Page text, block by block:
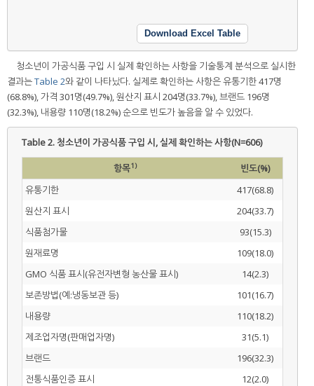
Download Excel Table
청소년이 가공식품 구입 시 실제 확인하는 사항을 기술통계 분석으로 실시한
결과는Table 2와 같이 나타났다. 실제로 확인하는 사항은 유통기한 417명
(68.8%), 가격 301명(49.7%), 원산지 표시 204명(33.7%), 브랜드 196명
(32.3%), 내용량 110명(18.2%) 순으로 빈도가 높음을 알 수 있었다.
Table 2. 청소년이 가공식품 구입 시, 실제 확인하는 사항(N=606)
항목1)
빈도(%)
유통기한
417(68.8)
원산지 표시
204(33.7)
식품첨가물
93(15.3)
원재료명
109(18.0)
GMO 식품 표시(유전자변형 농산물 표시)
14(2.3)
보존방법(예:냉동보관 등)
101(16.7)
내용량
110(18.2)
제조업자명(판매업자명)
31(5.1)
브랜드
196(32.3)
전통식품인증 표시
12(2.0)